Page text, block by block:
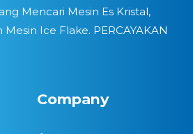
Mencari Mesin Es Kristal,
Ice Flake. PERCAYAKAN
Company